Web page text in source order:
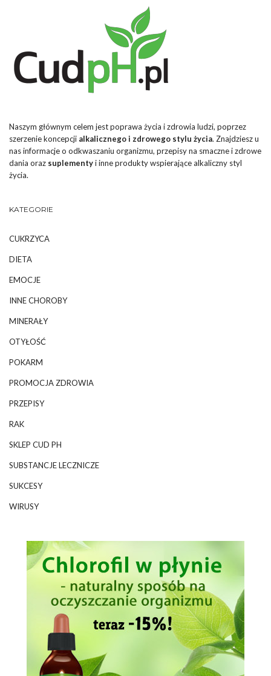
Naszym głównym celem jest poprawa życia i zdrowia ludzi, poprzez
szerzenie koncepcji alkalicznego i zdrowego stylu życia. Znajdziesz u
nas informacje o odkwaszaniu organizmu, przepisy na smaczne i zdrowe
dania oraz suplementyi inne produkty wspierające alkaliczny styl
życia.
KATEGORIE
CUKRZYCA
DIETA
EMOCJE
INNE CHOROBY
MINERAŁY
OTYŁOŚĆ
POKARM
PROMOCJA ZDROWIA
PRZEPISY
RAK
SKLEP CUD PH
SUBSTANCJE LECZNICZE
SUKCESY
WIRUSY